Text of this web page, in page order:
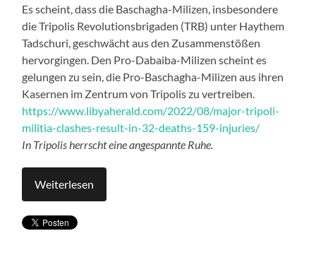
Es scheint, dass die Baschagha-Milizen, insbesondere
die Tripolis Revolutionsbrigaden (TRB) unter Haythem
Tadschuri, geschwächt aus den Zusammenstößen
hervorgingen. Den Pro-Dabaiba-Milizen scheint es
gelungen zu sein, die Pro-Baschagha-Milizen aus ihren
Kasernen im Zentrum von Tripolis zu vertreiben.
https://www.libyaherald.com/2022/08/major-tripoli-
militia-clashes-result-in-32-deaths-159-injuries/
In Tripolis herrscht eine angespannte Ruhe.
Weiterlesen